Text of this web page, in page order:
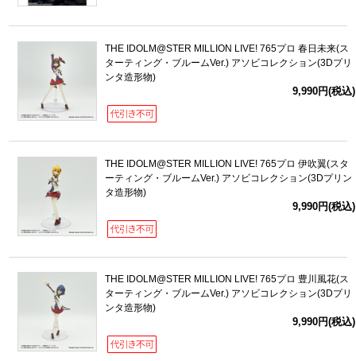
THE IDOLM@STER MILLION LIVE! 765プロ 春日未来(ス
ターティング・ブルームVer.) アソビコレクション(3Dプリ
ンタ造形物)
9,990円(税込)
THE IDOLM@STER MILLION LIVE! 765プロ 伊吹翼(スタ
ーティング・ブルームVer.) アソビコレクション(3Dプリン
タ造形物)
9,990円(税込)
THE IDOLM@STER MILLION LIVE! 765プロ 豊川風花(ス
ターティング・ブルームVer.) アソビコレクション(3Dプリ
ンタ造形物)
9,990円(税込)